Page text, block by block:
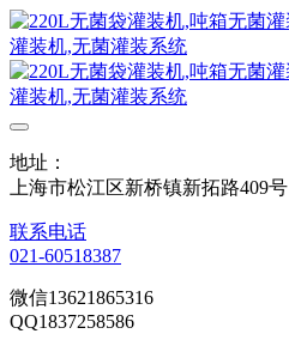
地址：
上海市松江区新桥镇新拓路409号
联系电话
021-60518387
微信13621865316
QQ1837258586